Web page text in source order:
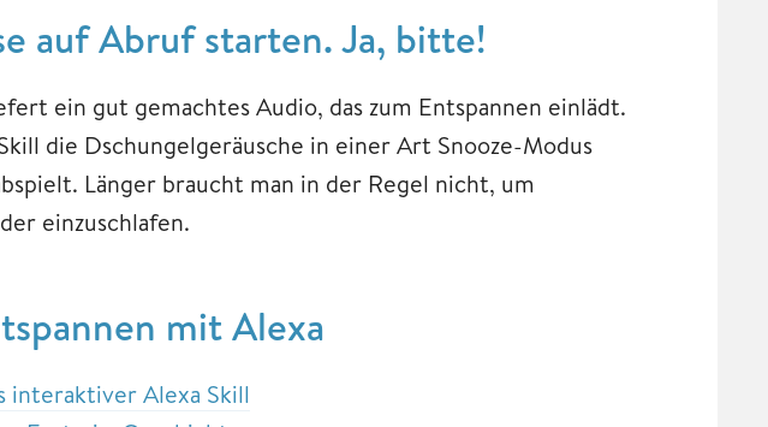
auf Abruf starten. Ja, bitte!
ein gut gemachtes Audio, das zum Entspannen einlädt.
die Dschungelgeräusche in einer Art Snooze-Modus
Länger braucht man in der Regel nicht, um
einzuschlafen.
mit Alexa
interaktiver Alexa Skill